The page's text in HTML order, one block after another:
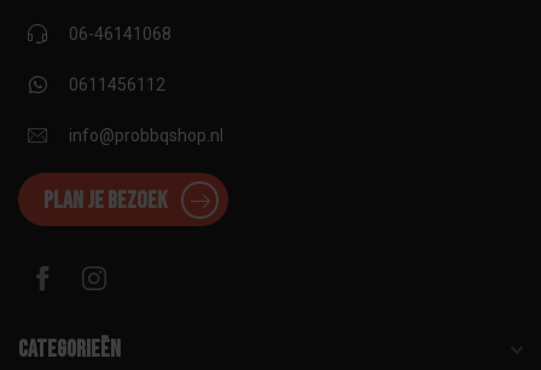
06-46141068
0611456112
info@probbqshop.nl
Plan je bezoek
Categorieën